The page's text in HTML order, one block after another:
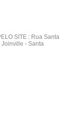
SITE : Rua Santa
Joinville - Santa